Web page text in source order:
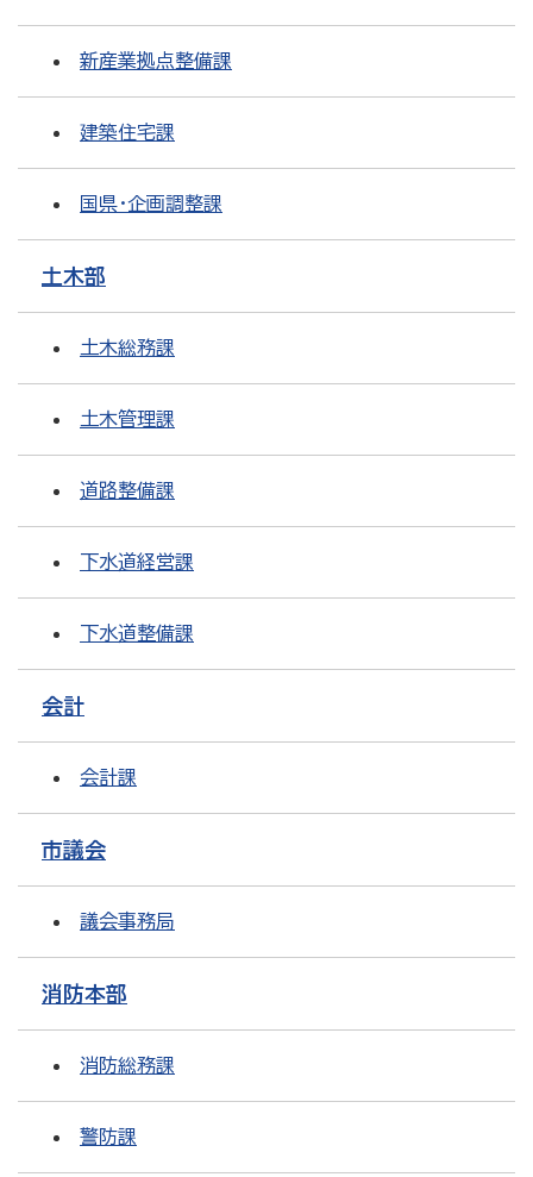
新産業拠点整備課
建築住宅課
国県・企画調整課
土木部
土木総務課
土木管理課
道路整備課
下水道経営課
下水道整備課
会計
会計課
市議会
議会事務局
消防本部
消防総務課
警防課